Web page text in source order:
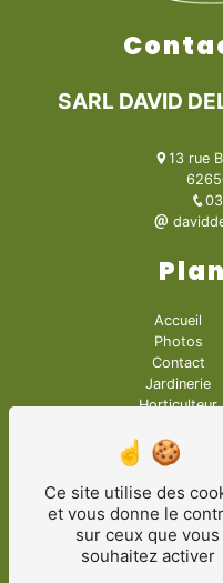
SARL DAVID
13 rue
Accueil
Photos
Contact
Jardinerie
Horticulteur
Nos
Articles de jardin
Horticulteur
Pépinières
Fleurs
Ce site utilise des
et vous donne le
sur ceux que vous
souhaitez activer